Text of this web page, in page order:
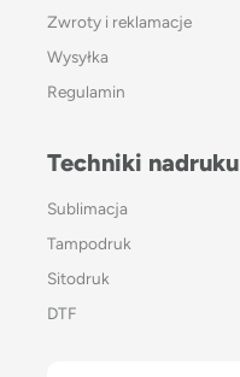
Zwroty i reklamacje
Wysyłka
Regulamin
Techniki nadruku
Sublimacja
Tampodruk
Sitodruk
DTF